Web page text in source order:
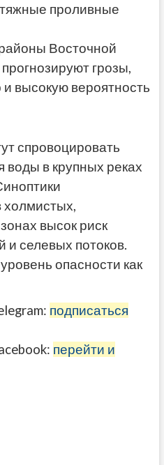
проливные
Восточной
грозы,
высокую вероятность
спровоцировать
воды в крупных реках
холмистых,
высок риск
и селевых потоков.
опасности как
подписаться
перейти и